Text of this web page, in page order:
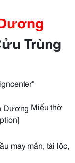
Trùng
Miếu thờ
may mắn, tài lộc,